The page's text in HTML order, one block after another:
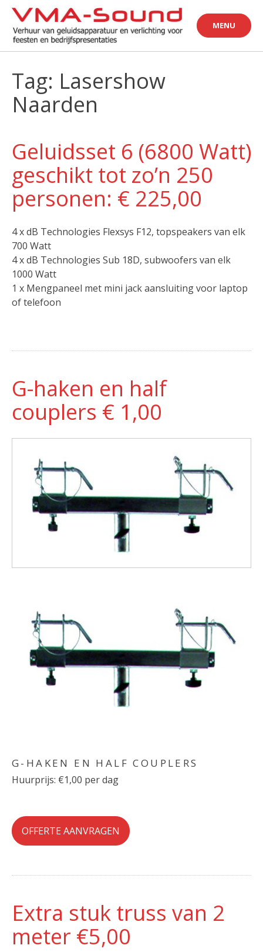
Skip
content
MENU
Tag: Lasershow
Naarden
Geluidsset 6 (6800 Watt)
geschikt tot zo’n 250
personen: € 225,00
4 x dB Technologies Flexsys F12, topspeakers van elk
700 Watt
4 x dB Technologies Sub 18D, subwoofers van elk
1000 Watt
1 x Mengpaneel met mini jack aansluiting voor laptop
of telefoon
G-haken en half
couplers € 1,00
G-HAKEN EN HALF COUPLERS
Huurprijs: €1,00 per dag
OFFERTE AANVRAGEN
Extra stuk truss van 2
meter €5,00